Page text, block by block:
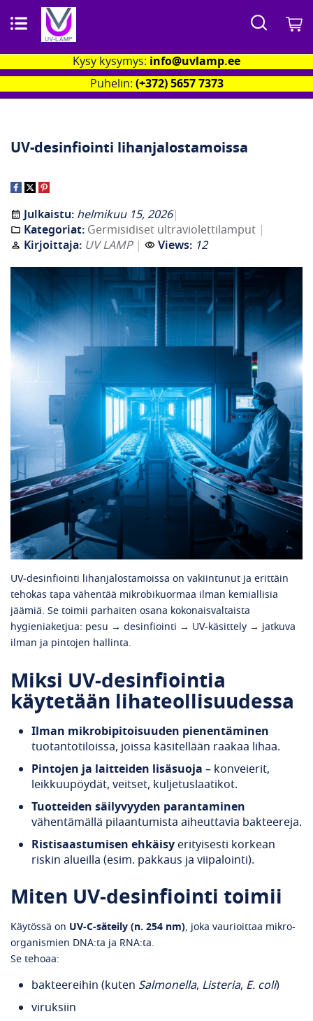
Search
Kysy kysymys: info@uvlamp.ee
Puhelin: (+372) 5657 7373
UV-desinfiointi lihanjalostamoissa
Julkaistu: helmikuu 15, 2026
Kategoriat: Germisidiset ultraviolettilamput
Kirjoittaja: UV LAMP Views: 12
UV‑desinfiointi lihanjalostamoissa on vakiintunut ja erittäin
tehokas tapa vähentää mikrobikuormaa ilman kemiallisia
jäämiä. Se toimii parhaiten osana kokonaisvaltaista
hygieniaketjua: pesu → desinfiointi → UV‑käsittely → jatkuva
ilman ja pintojen hallinta.
Miksi UV‑desinfiointia
käytetään lihateollisuudessa
Ilman mikrobipitoisuuden pienentäminen
tuotantotiloissa, joissa käsitellään raakaa lihaa.
Pintojen ja laitteiden lisäsuoja – konveierit,
leikkuupöydät, veitset, kuljetuslaatikot.
Tuotteiden säilyvyyden parantaminen
vähentämällä pilaantumista aiheuttavia bakteereja.
Ristisaastumisen ehkäisy erityisesti korkean
riskin alueilla (esim. pakkaus ja viipalointi).
Miten UV‑desinfiointi toimii
Käytössä on UV‑C‑säteily (n. 254 nm), joka vaurioittaa mikro-
organismien DNA:ta ja RNA:ta.
Se tehoaa:
bakteereihin (kuten Salmonella, Listeria, E. coli)
viruksiin